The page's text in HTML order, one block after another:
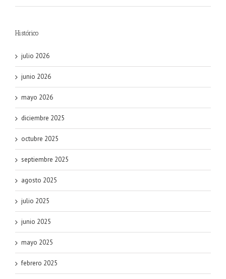
Histórico
julio 2026
junio 2026
mayo 2026
diciembre 2025
octubre 2025
septiembre 2025
agosto 2025
julio 2025
junio 2025
mayo 2025
febrero 2025